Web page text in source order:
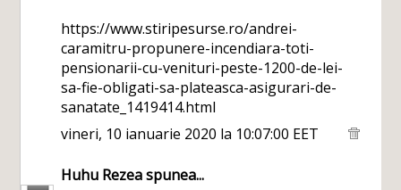
https://www.stiripesurse.ro/andrei-
caramitru-propunere-incendiara-toti-
pensionarii-cu-venituri-peste-1200-de-lei-
sa-fie-obligati-sa-plateasca-asigurari-de-
sanatate_1419414.html
vineri, 10 ianuarie 2020 la 10:07:00 EET
Huhu Rezeaspunea...